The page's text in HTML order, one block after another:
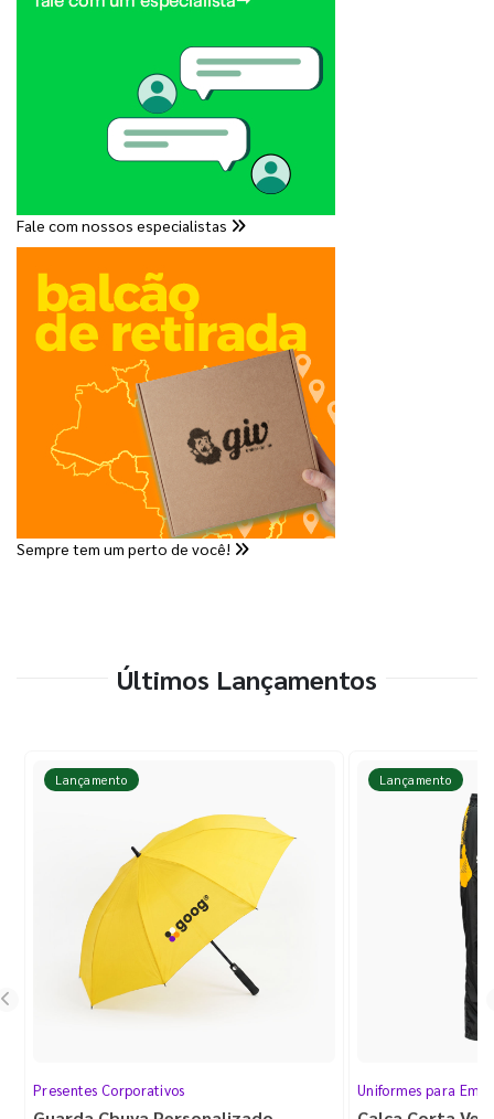
Fale com nossos especialistas
Sempre tem um perto de você!
Últimos Lançamentos
Lançamento
Presentes Corporativos
Lançamento
Uniformes para